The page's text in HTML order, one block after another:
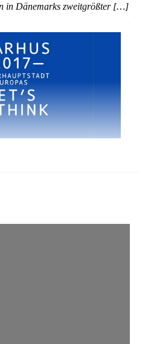
in Dänemarks zweitgrößter […]